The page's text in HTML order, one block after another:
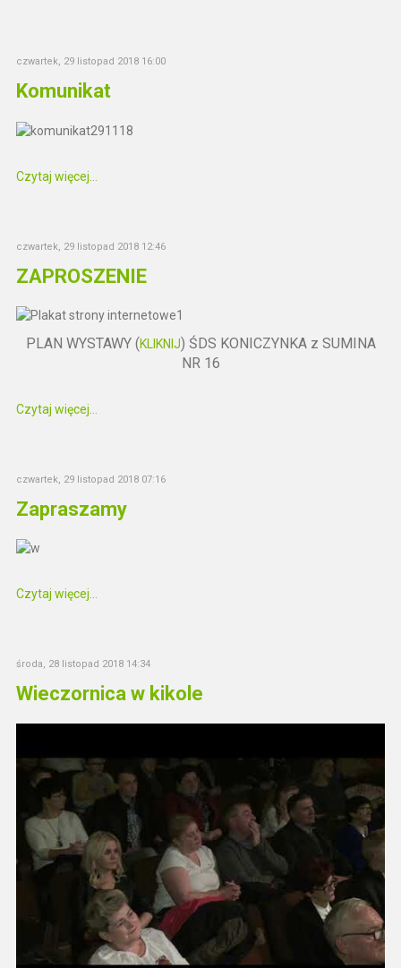
czwartek, 29 listopad 2018 16:00
Komunikat
Czytaj więcej...
czwartek, 29 listopad 2018 12:46
ZAPROSZENIE
PLAN WYSTAWY (KLIKNIJ) ŚDS KONICZYNKA z SUMINA
NR 16
Czytaj więcej...
czwartek, 29 listopad 2018 07:16
Zapraszamy
Czytaj więcej...
środa, 28 listopad 2018 14:34
Wieczornica w kikole